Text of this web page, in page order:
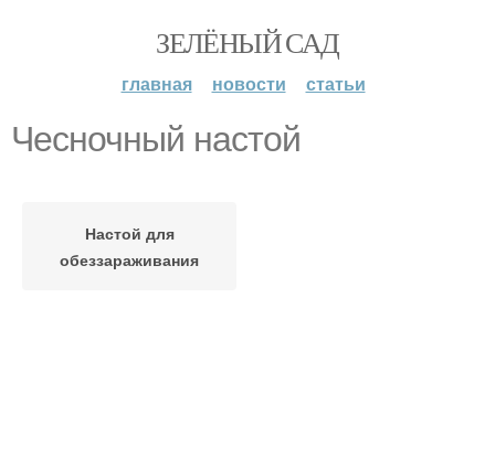
ЗЕЛЁНЫЙ САД
главная новости статьи
Чесночный настой
Настой для
обеззараживания